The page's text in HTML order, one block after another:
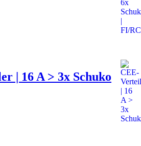
| 16 A > 3x Schuko